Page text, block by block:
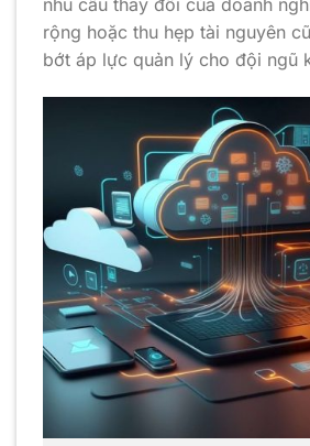
nhu cầu thay đổi của doanh
rộng hoặc thu hẹp tài nguyên
bớt áp lực quản lý cho đội ngũ